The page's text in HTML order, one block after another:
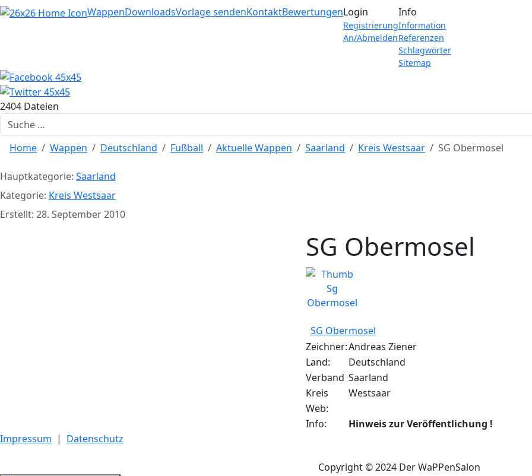
Home
WappenDownloadsVorlage sendenKontaktBewertungenLogin
Registrierung
An/Abmelden
Info
Information
Referenzen
Schlagwörter
Sitemap
2404 Dateien
Suchen
Home Wappen Deutschland Fußball Aktuelle Wappen Saarland Kreis Westsaar SG Obermosel
Hauptkategorie: Saarland
Kategorie: Kreis Westsaar
Erstellt: 28. September 2010
SG Obermosel
SG Obermosel
Zeichner:Andreas Ziener
Land:
Deutschland
Verband Saarland
Kreis
Westsaar
Web:
Info:
Hinweis zur Veröffentlichung !
Impressum | Datenschutz
Copyright © 2024 Der WaPPenSalon